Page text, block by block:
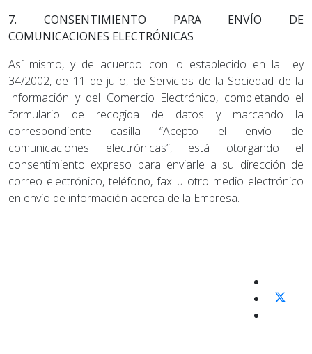
7. CONSENTIMIENTO PARA ENVÍO DE
COMUNICACIONES ELECTRÓNICAS
Así mismo, y de acuerdo con lo establecido en la Ley
34/2002, de 11 de julio, de Servicios de la Sociedad de la
Información y del Comercio Electrónico, completando el
formulario de recogida de datos y marcando la
correspondiente casilla “Acepto el envío de
comunicaciones electrónicas”, está otorgando el
consentimiento expreso para enviarle a su dirección de
correo electrónico, teléfono, fax u otro medio electrónico
en envío de información acerca de la Empresa.